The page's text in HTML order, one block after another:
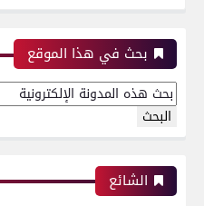
بحث في هذا الموقع
الشائع